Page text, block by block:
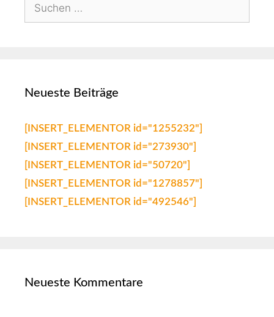
Neueste Beiträge
[INSERT_ELEMENTOR id="1255232"]
[INSERT_ELEMENTOR id="273930"]
[INSERT_ELEMENTOR id="50720"]
[INSERT_ELEMENTOR id="1278857"]
[INSERT_ELEMENTOR id="492546"]
Neueste Kommentare